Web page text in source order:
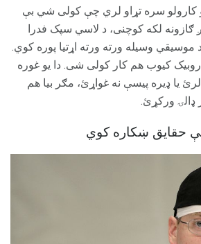
کارولو سره تړاو لري چې کولی شي بې
ګازونه لکه کوچنی، د لاسي سپک فدرا
موسیقي وسیله ورته ورته اړتیا پوره کوي.
کیوب هم کار کولی شی. دا یو غوره
یا ډیره پیسې نه غواړئ، مګر بیا هم
ورکړئ.